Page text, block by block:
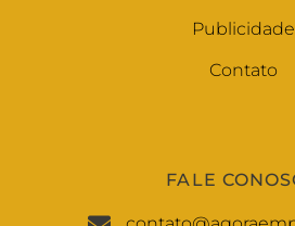
Publicidade
Contato
FALE